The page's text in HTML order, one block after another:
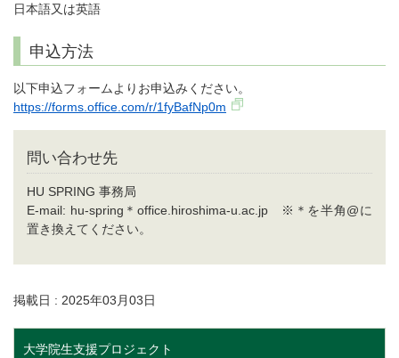
日本語又は英語
申込方法
以下申込フォームよりお申込みください。
https://forms.office.com/r/1fyBafNp0m
問い合わせ先
HU SPRING 事務局
E-mail: hu-spring＊office.hiroshima-u.ac.jp ※＊を半角@に
置き換えてください。
掲載日 : 2025年03月03日
大学院生支援プロジェクト